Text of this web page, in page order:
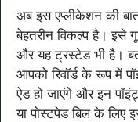
अब इस एप्लीकेशन की
बेहतरीन विकल्प है। इसे
और यह ट्रस्टेड भी है।
आपको रिवॉर्ड के रूप में
ऐड हो जाएंगे और इन
या पोस्टपेड बिल के